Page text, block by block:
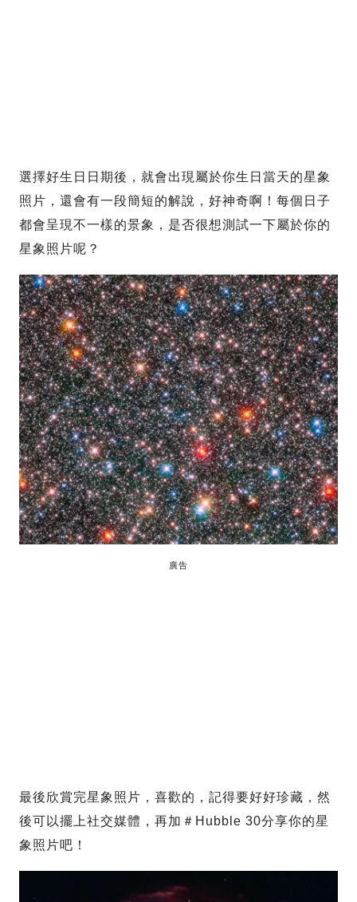
選擇好生日日期後，就會出現屬於你生日當天的星象
照片，還會有一段簡短的解說，好神奇啊！每個日子
都會呈現不一樣的景象，是否很想測試一下屬於你的
星象照片呢？
廣告
最後欣賞完星象照片，喜歡的，記得要好好珍藏，然
後可以擺上社交媒體，再加＃Hubble 30分享你的星
象照片吧！